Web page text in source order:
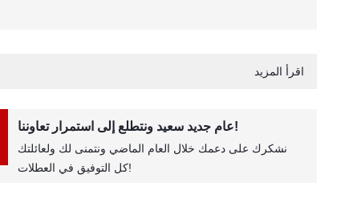
اقرأ المزيد
عام جديد سعيد ونتطلع إلى استمرار تعاوننا!
نشكرك على دعمك خلال العام الماضي ونتمنى لك ولعائلتك
كل التوفيق في العطلات!